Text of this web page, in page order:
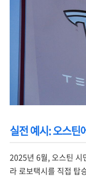
실전 예시: 오스틴
2025년 6월, 오스틴 시
라 로보택시를 직접 탑